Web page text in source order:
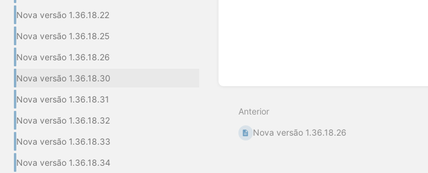
Nova versão 1.36.18.22
Nova versão 1.36.18.25
Nova versão 1.36.18.26
Nova versão 1.36.18.30
Nova versão 1.36.18.31
Nova versão 1.36.18.32
Nova versão 1.36.18.33
Nova versão 1.36.18.34
Anterior
Nova versão 1.36.18.26